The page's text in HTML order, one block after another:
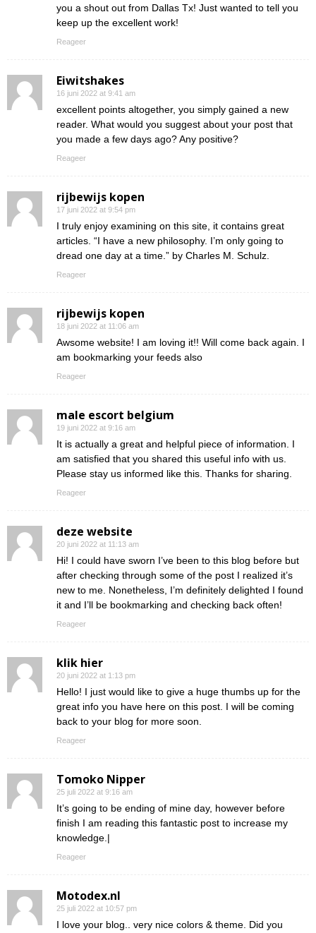
you a shout out from Dallas Tx! Just wanted to tell you
keep up the excellent work!
Reageer
Eiwitshakes
16 juni 2022 at 9:41 am
excellent points altogether, you simply gained a new
reader. What would you suggest about your post that
you made a few days ago? Any positive?
Reageer
rijbewijs kopen
17 juni 2022 at 9:54 pm
I truly enjoy examining on this site, it contains great
articles. “I have a new philosophy. I’m only going to
dread one day at a time.” by Charles M. Schulz.
Reageer
rijbewijs kopen
18 juni 2022 at 11:06 am
Awsome website! I am loving it!! Will come back again. I
am bookmarking your feeds also
Reageer
male escort belgium
19 juni 2022 at 9:16 am
It is actually a great and helpful piece of information. I
am satisfied that you shared this useful info with us.
Please stay us informed like this. Thanks for sharing.
Reageer
deze website
20 juni 2022 at 11:13 am
Hi! I could have sworn I’ve been to this blog before but
after checking through some of the post I realized it’s
new to me. Nonetheless, I’m definitely delighted I found
it and I’ll be bookmarking and checking back often!
Reageer
klik hier
20 juni 2022 at 1:13 pm
Hello! I just would like to give a huge thumbs up for the
great info you have here on this post. I will be coming
back to your blog for more soon.
Reageer
Tomoko Nipper
25 juli 2022 at 9:16 am
It’s going to be ending of mine day, however before
finish I am reading this fantastic post to increase my
knowledge.|
Reageer
Motodex.nl
25 juli 2022 at 10:57 pm
I love your blog.. very nice colors & theme. Did you